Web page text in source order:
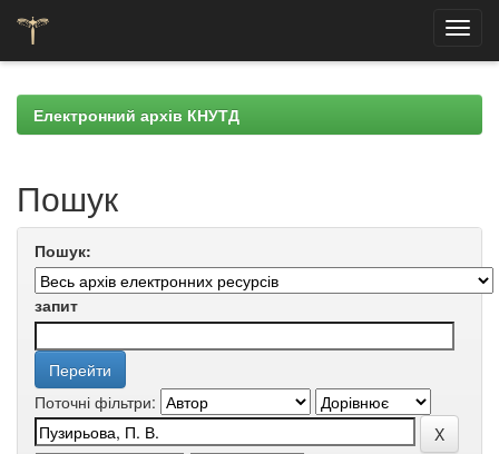
navigationЕлектронний архів КНУТД
Пошук
Пошук:
запит
Поточні фільтри: